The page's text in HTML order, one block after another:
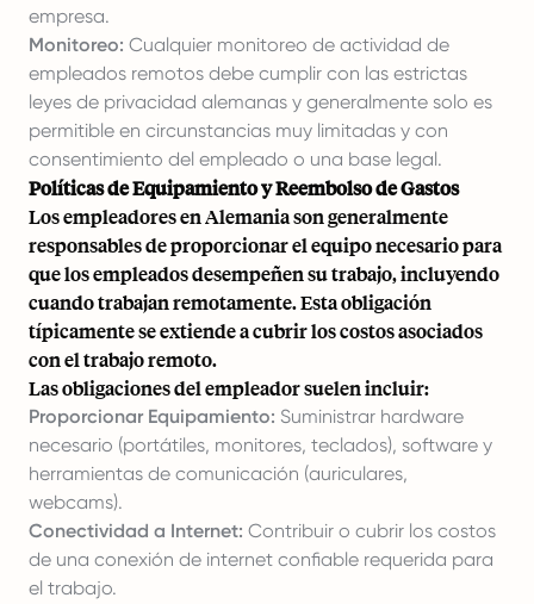
empresa.
Monitoreo: Cualquier monitoreo de actividad de
empleados remotos debe cumplir con las estrictas
leyes de privacidad alemanas y generalmente solo es
permitible en circunstancias muy limitadas y con
consentimiento del empleado o una base legal.
Políticas de Equipamiento y Reembolso de Gastos
Los empleadores en Alemania son generalmente
responsables de proporcionar el equipo necesario para
que los empleados desempeñen su trabajo, incluyendo
cuando trabajan remotamente. Esta obligación
típicamente se extiende a cubrir los costos asociados
con el trabajo remoto.
Las obligaciones del empleador suelen incluir:
Proporcionar Equipamiento: Suministrar hardware
necesario (portátiles, monitores, teclados), software y
herramientas de comunicación (auriculares,
webcams).
Conectividad a Internet: Contribuir o cubrir los costos
de una conexión de internet confiable requerida para
el trabajo.